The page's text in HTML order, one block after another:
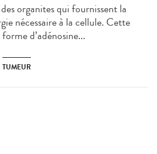
organites qui fournissent la
nécessaire à la cellule. Cette
d’adénosine...
TUMEUR